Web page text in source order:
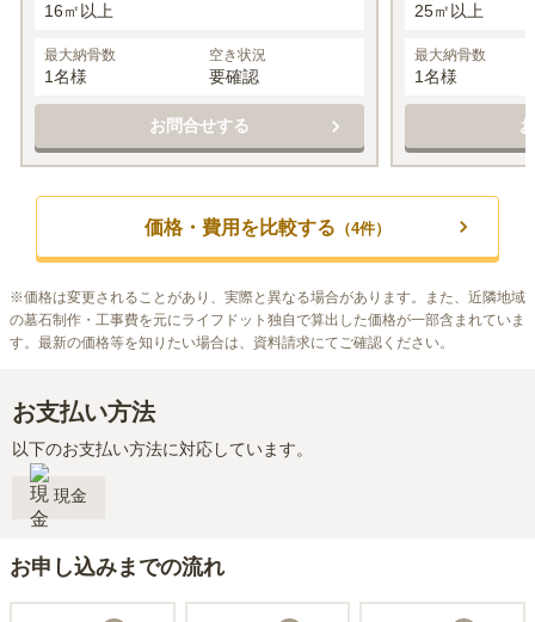
16㎡以上
最大納骨数
1名様
空き状況
要確認
お問合せする
25㎡以上
最大納骨数
1名様
価格・費用を比較する （4件）
※価格は変更されることがあり、実際と異なる場合があります。また、近隣地域
の墓石制作・工事費を元にライフドット独自で算出した価格が一部含まれていま
す。最新の価格等を知りたい場合は、資料請求にてご確認ください。
お支払い方法
以下のお支払い方法に対応しています。
現金
お申し込みまでの流れ